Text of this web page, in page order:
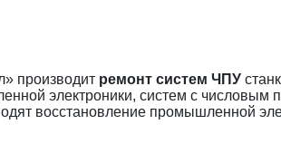
производит ремонт систем ЧПУ
электроники, систем с числовым
восстановление промышленной